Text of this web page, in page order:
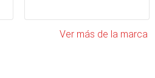
Ver más de la marca